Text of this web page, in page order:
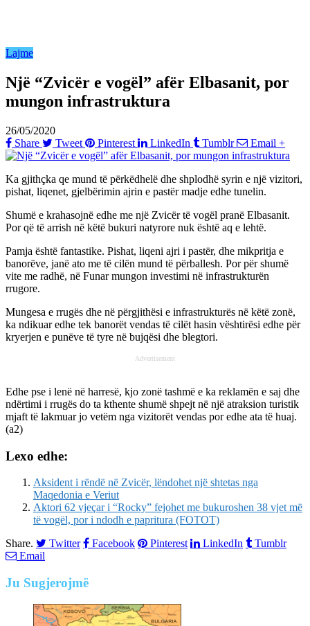
Lajme
Një “Zvicër e vogël” afër Elbasanit, por
mungon infrastruktura
26/05/2020
Share
Tweet Pinterest LinkedIn Tumblr Email +
Ka gjithçka qe mund të përkëdhelë dhe shplodhë syrin e një vizitori,
pishat, liqenet, gjelbërimin ajrin e pastër madje edhe tunelin.
Shumë e krahasojnë edhe me një Zvicër të vogël pranë Elbasanit.
Por që të arrish në këtë bukuri natyrore nuk është aq e lehtë.
Pamja është fantastike. Pishat, liqeni ajri i pastër, dhe mikpritja e
banorëve, janë ato me të cilën mund të përballesh. Por për shumë
vite me radhë, në Funar mungon investimi në infrastrukturën
rrugore.
Mungesa e rrugës dhe në përgjithësi e infrastrukturës në këtë zonë,
ka ndikuar edhe tek banorët vendas të cilët hasin vështirësi edhe për
kryerjen e punëve të tyre në bujqësi dhe blegtori.
Advertisement
Edhe pse i lenë në harresë, kjo zonë tashmë e ka reklamën e saj dhe
ndërtimi i rrugës do ta kthente shumë shpejt në një atraksion turistik
mjaft të lakmuar jo vetëm nga vizitorët vendas por edhe ata të huaj.
(a2)
Lexo edhe:
Aksident i rëndë në Zvicër, lëndohet një shtetas nga
Maqedonia e Veriut
Aktori 62 vjeçar i “Rocky” fejohet me bukuroshen 38 vjet më
të vogël, por i ndodh e papritura (FOTOT)
Share.
Twitter Facebook Pinterest LinkedIn
Tumblr
Email
Ju Sugjerojmë